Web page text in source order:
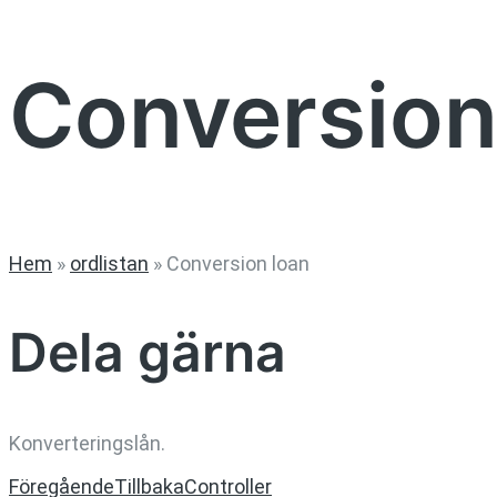
Hem » ordlistan » Conversion loan
Dela gärna
Konverteringslån.
FöregåendeTillbakaController